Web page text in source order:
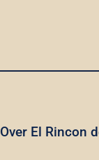
Over El Rincon